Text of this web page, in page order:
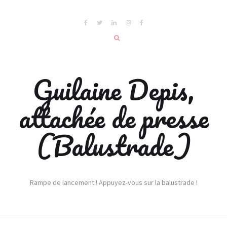
Guilaine Depis,
attachée de presse
(Balustrade)
Rampe de lancement ! Appuyez-vous sur la balustrade !